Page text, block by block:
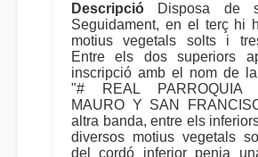
Descripció Disposa de
Seguidament, en el terç hi
motius vegetals solts i
Entre els dos superiors
inscripció amb el nom de
"# REAL PARROQUIA
MAURO Y SAN
altra banda, entre els
diversos motius vegetals
del cordó inferior penja